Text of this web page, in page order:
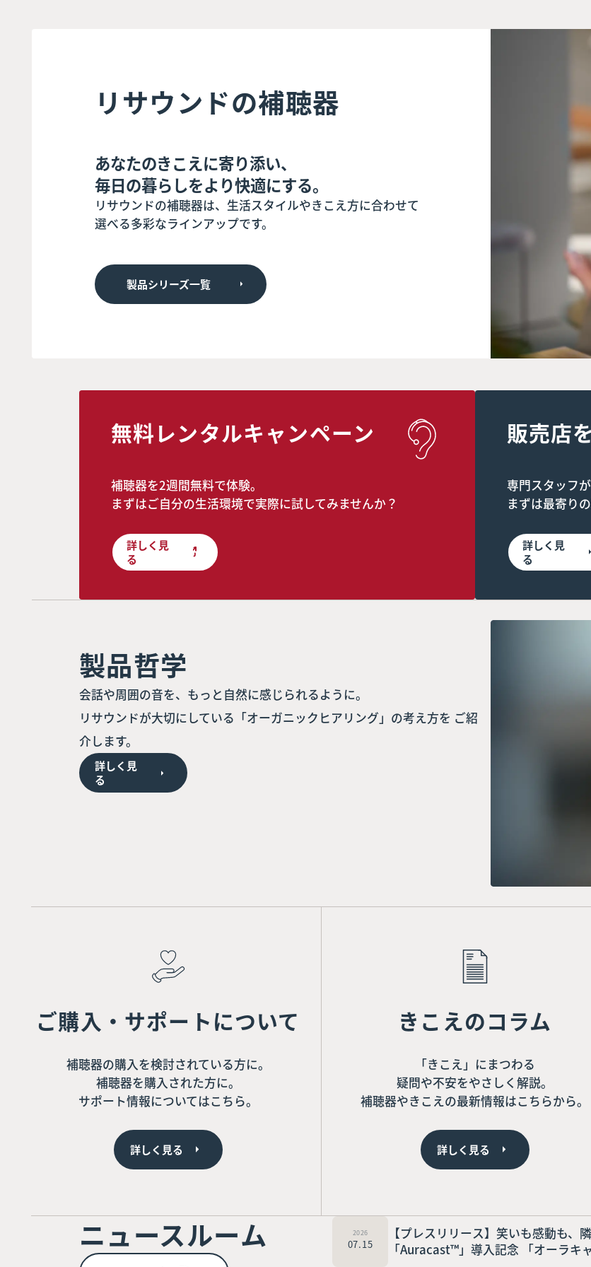
リサウンドの補聴器
あなたのきこえに寄り添い、
毎日の暮らしをより快適にする。
リサウンドの補聴器は、生活スタイルやきこえ方に合わせて
選べる多彩なラインアップです。
製品シリーズ一覧
無料レンタルキャンペーン
補聴器を2週間無料で体験。
まずはご自分の生活環境で実際に試してみませんか？
詳しく見
る
販売店
専門スタッフ
まずは最寄り
詳しく見
る
製品哲学
会話や周囲の音を、もっと自然に感じられるように。
リサウンドが大切にしている「オーガニックヒアリング」の考え方を ご紹
介します。
詳しく見
る
ご購入・サポートについて
補聴器の購入を検討されている方に。
補聴器を購入された方に。
サポート情報についてはこちら。
詳しく見る
きこえのコラム
「きこえ」にまつわる
疑問や不安をやさしく解説。
補聴器やきこえの最新情報はこちらから。
詳しく見る
ニュースルーム 2026
07.15
【プレスリリース】笑いも感動も、
「Auracast™」導入記念 「オーラキ